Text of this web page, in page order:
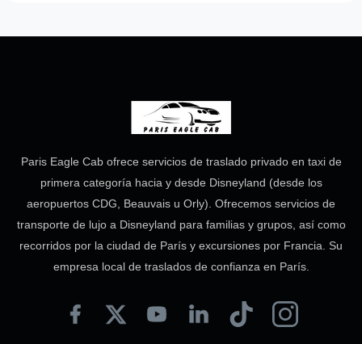
Paris Eagle Cab ofrece servicios de traslado privado en taxi de
primera categoría hacia y desde Disneyland (desde los
aeropuertos CDG, Beauvais u Orly). Ofrecemos servicios de
transporte de lujo a Disneyland para familias y grupos, así como
recorridos por la ciudad de París y excursiones por Francia. Su
empresa local de traslados de confianza en París.